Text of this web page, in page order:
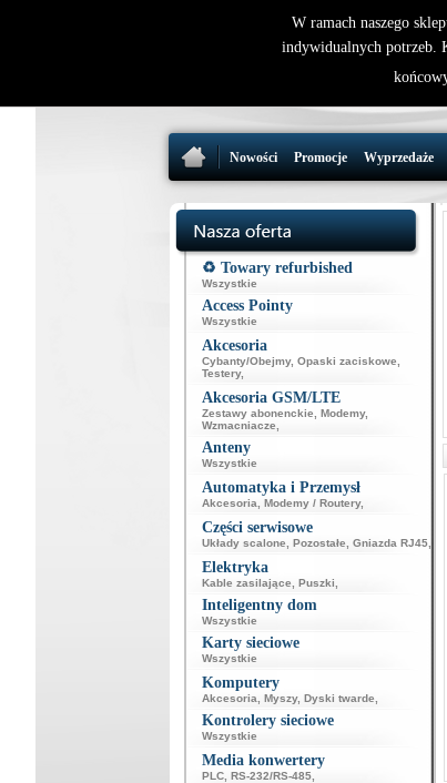
Nowości Promocje Wyprzedaże
♻️ Towary refurbished
Wszystkie
Access Pointy
Wszystkie
Akcesoria
Cybanty/Obejmy, Opaski zaciskowe
Testery,
Akcesoria GSM/LTE
Zestawy abonenckie Modemy,
Wzmacniacze
Anteny
Wszystkie
Automatyka i Przemysł
Akcesoria Modemy / Routery,
Części serwisowe
Układy scalone Pozostałe Gniazda RJ45,
Elektryka
Kable zasilające Puszki
Inteligentny dom
Wszystkie
Karty sieciowe
Wszystkie
Komputery
Akcesoria Myszy, Dyski twarde
Kontrolery sieciowe
Wszystkie
Media konwertery
PLC, RS-232/RS-485,
W ramach naszego
indywidualnych potrzeb.